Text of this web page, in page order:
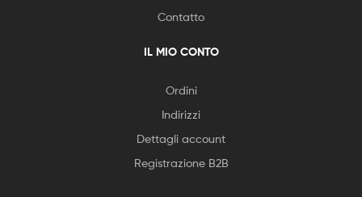
Contatto
IL MIO CONTO
Ordini
Indirizzi
Dettagli account
Registrazione B2B